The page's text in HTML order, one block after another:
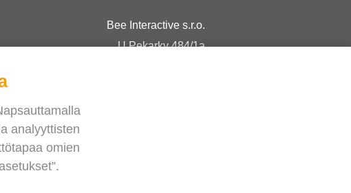
Bee Interactive s.r.o.
U Pekarky 484/1a
analyyttisten
omien